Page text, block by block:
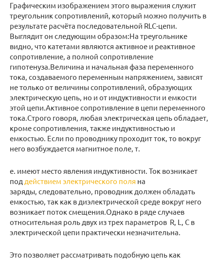
Графическим изображением этого выражения служит
треугольник сопротивлений, который можно получить в
результате расчёта последовательной RLC-цепи.
Выглядит он следующим образом:На треугольнике
видно, что катетами являются активное и реактивное
сопротивление, а полной сопротивление
гипотенуза.Величина и начальная фаза переменного
тока, создаваемого переменным напряжением, зависят
не только от величины сопротивлений, образующих
электрическую цепь, но и от индуктивности и емкости
этой цепи.Активное сопротивление в цепи переменного
тока.Строго говоря, любая электрическая цепь обладает,
кроме сопротивления, также индуктивностью и
емкостью. Если по проводнику проходит ток, то вокруг
него возбуждается магнитное поле, т.
е. имеют место явления индуктивности. Ток возникает
под действием электрического поля на
заряды, следовательно, проводник должен обладать
емкостью, так как в диэлектрической среде вокруг него
возникает поток смещения.Однако в ряде случаев
относительная роль двух из трех параметров R, L, С в
электрической цепи практически незначительна.
Это позволяет рассматривать подобную цепь как